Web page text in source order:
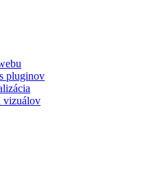
pluginov
vizuálov